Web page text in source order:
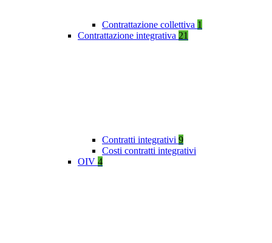
Contrattazione collettiva 1
Contrattazione integrativa 21
Contratti integrativi 9
Costi contratti integrativi
OIV 4